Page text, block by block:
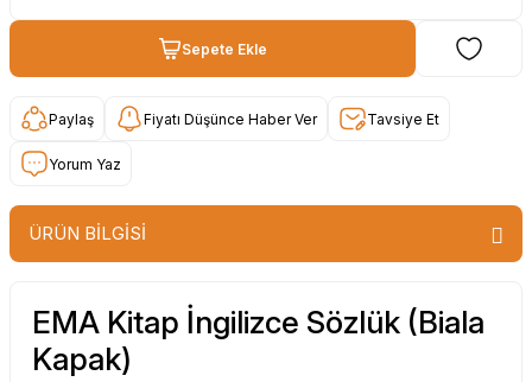
Sepete Ekle
Paylaş Fiyatı Düşünce Haber Ver Tavsiye Et
Yorum Yaz
ÜRÜN BİLGİSİ
EMA Kitap İngilizce Sözlük (Biala
Kapak)